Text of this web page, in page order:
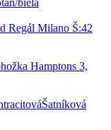
Regál Milano Š:42
Hamptons 3,
Šatníková